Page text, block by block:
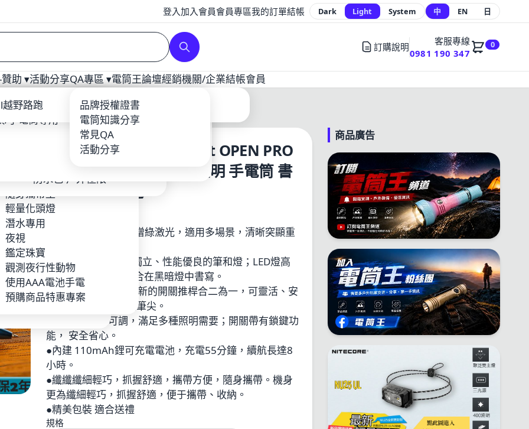
登入加入會員會員專區我的訂單結帳 Dark Light System 中 EN 日
訂購說明
客服專線
0981 190 347
0
台灣製造 MIT品牌
FF-HID 火狐
_充電器
電
爆力遠射型
登山照遠-單鋰電
工作燈頭燈照廣
隨身攜帶型
輕量化頭燈
潛水專用
夜視
鑑定珠寶
觀測夜行性動物
使用AAA電池手電
預購商品特惠專案
戰術配件
輕量紡織品
鈦合金多功能工具-EDC
防水包-戶外極限
充電器
/手電筒專用
電筒套/手繩
鋰電池/充電器
助 ▾
野路跑
龍虎鳳越野
活動分享QA專區 ▾
品牌授權證書
電筒知識分享
常見QA
活動分享
電筒王論壇經銷機關/企業結帳會員
【限量款-湖水藍】Olight OPEN PRO
綠激光筆燈三合一 120流明 手電筒 書
寫 激光 多用途
$2,300
此為限量色賣場 ●新增綠激光，適用多場景，清晰突顯重
●產品可拆分為功能獨立、性能優良的筆和燈；LED燈高
達120流明，非常適合在黑暗燈中書寫。
●流暢的L型槍栓與全新的開關推桿合二為一，可靈活、安
全地開關和彈出收回筆尖。
●4種燈光模式可調，滿足多種照明需要；開關帶有鎖鍵功
能， 安全省心。
●內建 110mAh鋰可充電電池，充電55分鐘，續航長達8
小時。
●纖纖纖細輕巧，抓握舒適，攜帶方便，隨身攜帶。機身
更為纖細輕巧，抓握舒適，便于攜帶、收納。
●精美包裝 適合送禮
規格
商品廣告